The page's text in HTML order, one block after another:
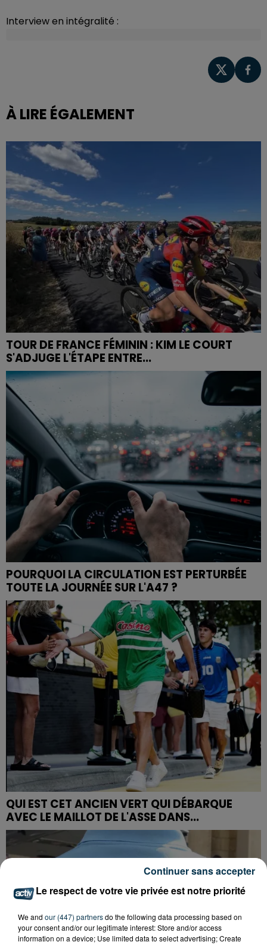
Interview en intégralité :
À LIRE ÉGALEMENT
TOUR DE FRANCE FÉMININ : KIM LE COURT
S'ADJUGE L'ÉTAPE ENTRE...
POURQUOI LA CIRCULATION EST PERTURBÉE
TOUTE LA JOURNÉE SUR L'A47 ?
QUI EST CET ANCIEN VERT QUI DÉBARQUE
AVEC LE MAILLOT DE L'ASSE DANS...
Le respect de votre vie privée est notre priorité
We and our (447) partnersdo the following data processing based on
your consent and/or our legitimate interest: Store and/or access
information on a device; Use limited data to select advertising; Create
Continuer sans accepter